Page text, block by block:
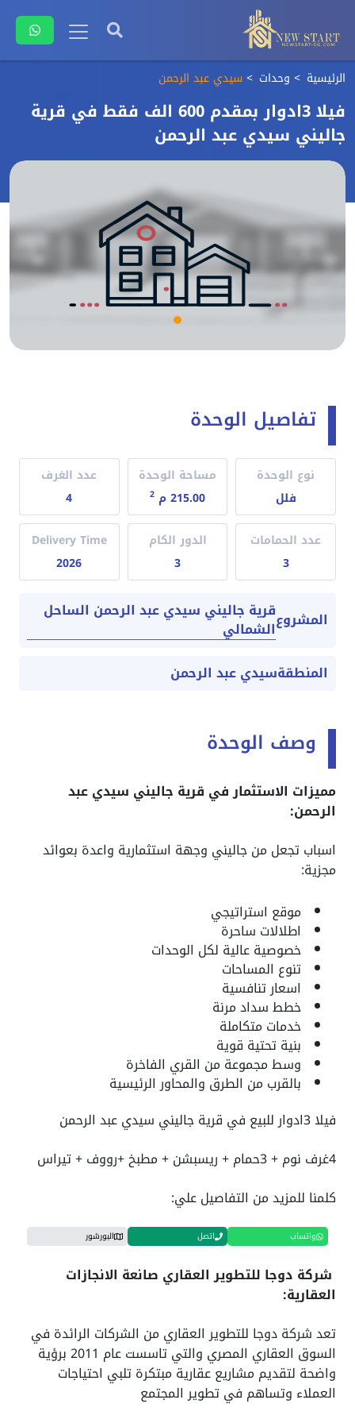
الرئيسية وحدات سيدي عبد الرحمن
فيلا 3ادوار بمقدم 600 الف فقط في قرية
جاليني سيدي عبد الرحمن
تفاصيل الوحدة
نوع الوحدة
فلل
مساحة الوحدة
215.00 م
2
عدد الغرف
4
عدد الحمامات
3
الدور الكام
3
Delivery Time
2026
المشروعقرية جاليني سيدي عبد الرحمن الساحل
الشمالي
المنطقةسيدي عبد الرحمن
وصف الوحدة
مميزات الاستثمار في قرية جاليني سيدي عبد
الرحمن:
اسباب تجعل من جاليني وجهة استثمارية واعدة بعوائد
مجزية:
موقع استراتيجي
اطلالات ساحرة
خصوصية عالية لكل الوحدات
تنوع المساحات
اسعار تنافسية
خطط سداد مرنة
خدمات متكاملة
بنية تحتية قوية
وسط مجموعة من القري الفاخرة
بالقرب من الطرق والمحاور الرئيسية
فيلا 3ادوار للبيع في قرية جاليني سيدي عبد الرحمن
4غرف نوم + 3حمام + ريسبشن + مطبخ +رووف + تيراس
كلمنا للمزيد من التفاصيل علي:
واتساب اتصل البورشور
شركة دوجا للتطوير العقاري صانعة الانجازات
العقارية:
تعد شركة دوجا للتطوير العقاري من الشركات الرائدة في
السوق العقاري المصري والتي تاسست عام 2011 برؤية
واضحة لتقديم مشاريع عقارية مبتكرة تلبي احتياجات
العملاء وتساهم في تطوير المجتمع